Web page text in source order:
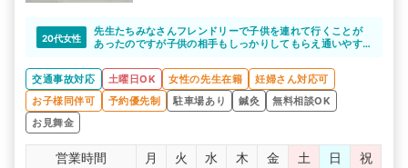
20代女性
先生たちみなさんフレンドリーで子供を連れて行くことが
あったのですが子供の相手もしっかりしてもらえ通いやす
交通事故対応
土曜日OK 女性の先生在籍
妊婦さん対応可
お子様同伴可
予約優先制 駐車場あり 鍼灸
無料相談OK
お見舞金
営業時間 月 火 水 木 金 土 日
祝